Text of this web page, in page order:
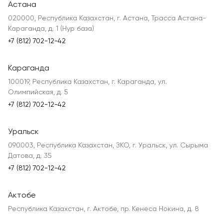
Астана
020000, Республика Казахстан, г. Астана, Трасса Астана-
Караганда, д. 1 (Нур база)
+7 (812) 702-12-42
Караганда
100019, Республика Казахстан, г. Караганда, ул.
Олимпийская, д. 5
+7 (812) 702-12-42
Уральск
090003, Республика Казахстан, ЗКО, г. Уральск, ул. Сырыма
Датова, д. 35
+7 (812) 702-12-42
Актобе
Республика Казахстан, г. Актобе, пр. Кенеса Нокина, д. 8